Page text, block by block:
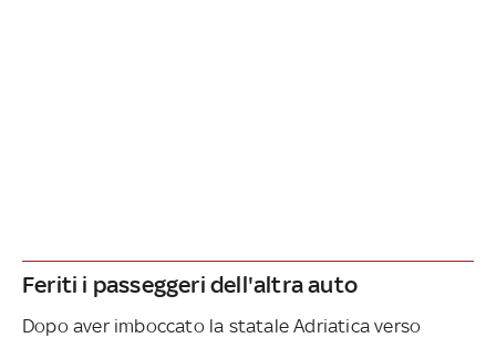
Feriti i passeggeri dell'altra auto
Dopo aver imboccato la statale Adriatica verso